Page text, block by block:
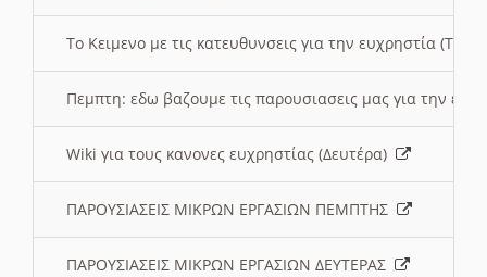
To Κειμενο με τις κατευθυνσεις για την ευχρηστία
Πεμπτη: εδω βαζουμε τις παρουσιασεις μας για την
Wiki για τους κανονες ευχρηστίας (Δευτέρα)
ΠΑΡΟΥΣΙΑΣΕΙΣ ΜΙΚΡΩΝ ΕΡΓΑΣΙΩΝ ΠΕΜΠΤΗΣ
ΠΑΡΟΥΣΙΑΣΕΙΣ ΜΙΚΡΩΝ ΕΡΓΑΣΙΩΝ ΔΕΥΤΕΡΑΣ